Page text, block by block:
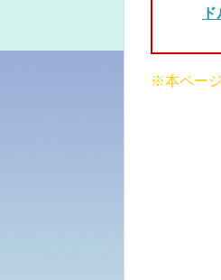
※本ペー